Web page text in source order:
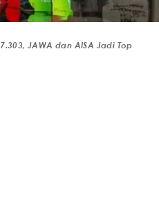
JAWA dan AISA Jadi Top